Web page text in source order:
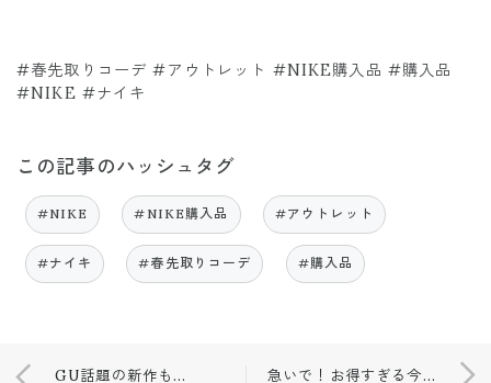
#春先取りコーデ #アウトレット #NIKE購入品 #購入品
#NIKE #ナイキ
この記事のハッシュタグ
#NIKE #NIKE購入品 #アウトレット
#ナイキ #春先取りコーデ #購入品
GU話題の新作も❤️購入品！！ 急いで！お得すぎる今がチャンス！！